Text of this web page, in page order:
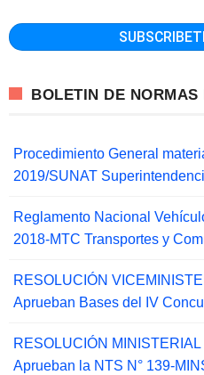
BOLETIN DE NORMAS
Procedimiento General
2019/SUNAT
Reglamento Nacional
2018-MTC Transportes y
RESOLUCIÓN
Aprueban Bases del IV
RESOLUCIÓN
Aprueban la NTS N° 139-